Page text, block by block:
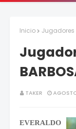
Inicio Jugadores
TAKER
EVERALDO